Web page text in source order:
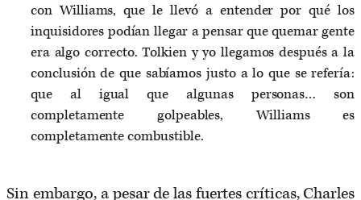
con Williams, que le llevó a entender por qué los
inquisidores podían llegar a pensar que quemar gente
era algo correcto. Tolkien y yo llegamos después a la
conclusión de que sabíamos justo a lo que se refería:
que al igual que algunas personas… son
completamente golpeables, Williams es
completamente combustible.
Sin embargo, a pesar de las fuertes críticas, Charles